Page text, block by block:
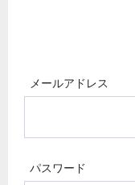
メールアドレス
パスワード